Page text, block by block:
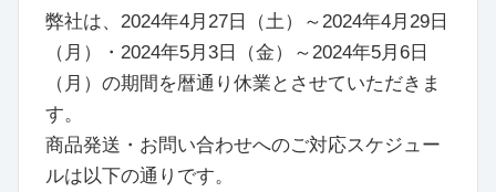
弊社は、2024年4月27日（土）～2024年4月29日
（月）・2024年5月3日（金）～2024年5月6日
（月）の期間を暦通り休業とさせていただきま
す。
商品発送・お問い合わせへのご対応スケジュー
ルは以下の通りです。